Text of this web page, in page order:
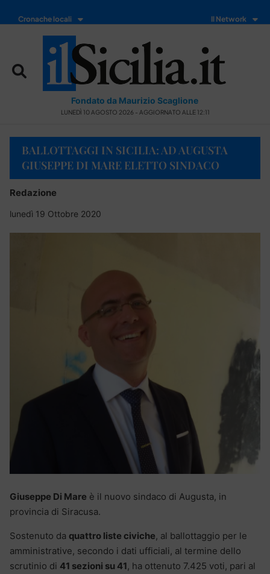
Cronache locali Il Network
Fondato da Maurizio Scaglione
LUNEDÌ 10 AGOSTO 2026 - AGGIORNATO ALLE 12:11
BALLOTTAGGI IN SICILIA: AD AUGUSTA
GIUSEPPE DI MARE ELETTO SINDACO
Redazione
lunedì 19 Ottobre 2020
Giuseppe Di Mare è il nuovo sindaco di Augusta, in
provincia di Siracusa.
Sostenuto da quattro liste civiche, al ballottaggio per le
amministrative, secondo i dati ufficiali, al termine dello
scrutinio di 41 sezioni su 41, ha ottenuto 7.425 voti, pari al